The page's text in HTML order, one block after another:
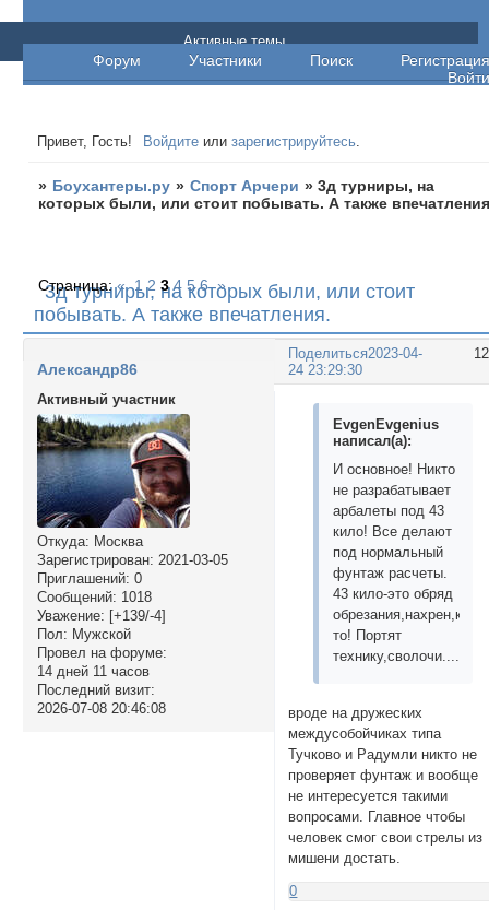
Боухантеры.ру
Форум Участники Поиск
Регистрация
Войти
Активные темы
Привет, Гость! Войдите илизарегистрируйтесь.
» Боухантеры.ру » Спорт Арчери »3д турниры, на
которых были, или стоит побывать. А также
3д турниры, на которых были, или стоит
побывать. А также впечатления.
Страница:« 1 2 3 4 5 6 »
Поделиться2023-04-
24 23:29:30
Александр86
Активный участник
Откуда: Москва
Зарегистрирован: 2021-03-05
Приглашений: 0
Сообщений: 1018
Уважение: [+139/-4]
Пол: Мужской
Провел на форуме:
14 дней 11 часов
Последний визит:
2026-07-08 20:46:08
EvgenEvgenius
написал(а):
И основное! Никто
не разрабатывает
арбалеты под 43
кило! Все делают
под нормальный
фунтаж расчеты.
43 кило-это обряд
то! Портят
технику,сволочи....
вроде на дружеских
междусобойчиках типа
Тучково и Радумли никто не
проверяет фунтаж и вообще
не интересуется такими
вопросами. Главное чтобы
человек смог свои стрелы из
мишени достать.
0